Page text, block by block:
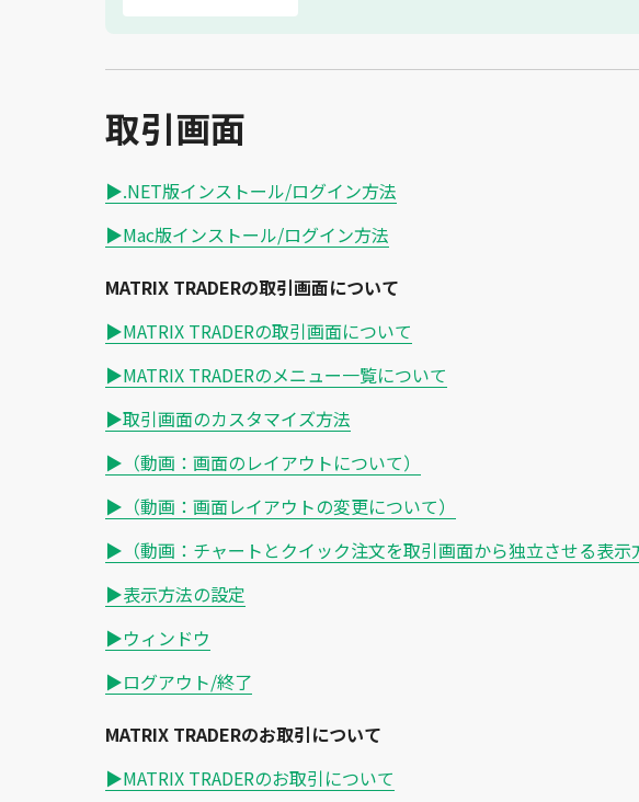
取引画面
▶.NET版インストール/ログイン方法
▶Mac版インストール/ログイン方法
MATRIX TRADERの取引画面について
▶MATRIX TRADERの取引画面について
▶MATRIX TRADERのメニュー一覧について
▶取引画面のカスタマイズ方法
▶（動画：画面のレイアウトについて）
▶（動画：画面レイアウトの変更について）
▶（動画：チャートとクイック注文を取引画面から独立させる表示
▶表示方法の設定
▶ウィンドウ
▶ログアウト/終了
MATRIX TRADERのお取引について
▶MATRIX TRADERのお取引について